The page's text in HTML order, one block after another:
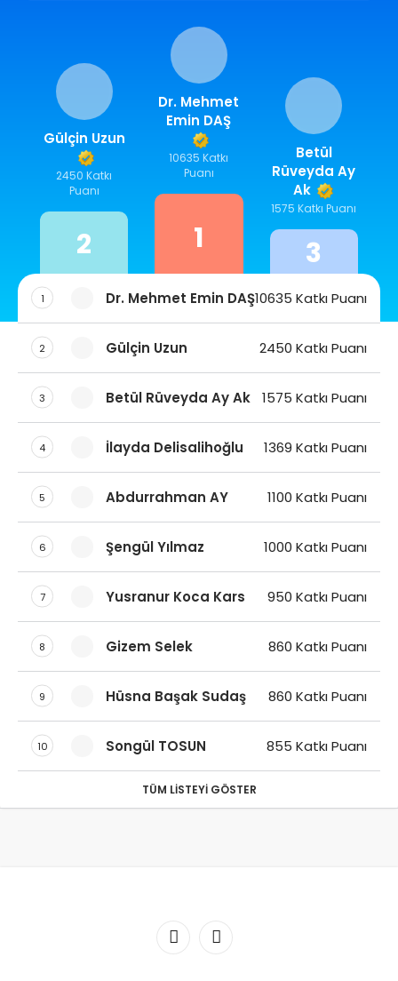
Dr. Mehmet
Emin DAŞ
10635 Katkı
Puanı
1
Gülçin Uzun
2450 Katkı
Puanı
2
Betül
Rüveyda Ay
Ak
1575 Katkı Puanı
3
1 Dr. Mehmet Emin DAŞ10635 Katkı Puanı
2 Gülçin Uzun 2450 Katkı Puanı
3 Betül Rüveyda Ay Ak 1575 Katkı Puanı
4 İlayda Delisalihoğlu 1369 Katkı Puanı
5 Abdurrahman AY 1100 Katkı Puanı
6 Şengül Yılmaz 1000 Katkı Puanı
7 Yusranur Koca Kars 950 Katkı Puanı
8 Gizem Selek 860 Katkı Puanı
9 Hüsna Başak Sudaş 860 Katkı Puanı
10 Songül TOSUN 855 Katkı Puanı
TÜM LISTEYI GÖSTER